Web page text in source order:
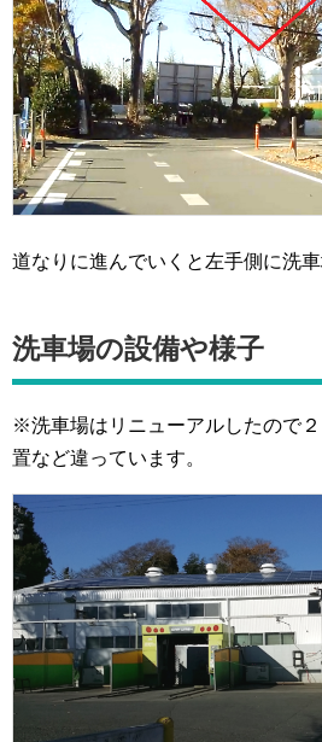
道なりに進んでいくと左手側に洗車
洗車場の設備や様子
※洗車場はリニューアルしたので
置など違っています。